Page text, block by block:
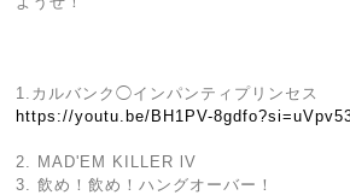
1.カルバンク◯インパンティプリンセス
https://youtu.be/BH1PV-
2. MAD'EM KILLER lV
3. 飲め！飲め！ハングオーバー！